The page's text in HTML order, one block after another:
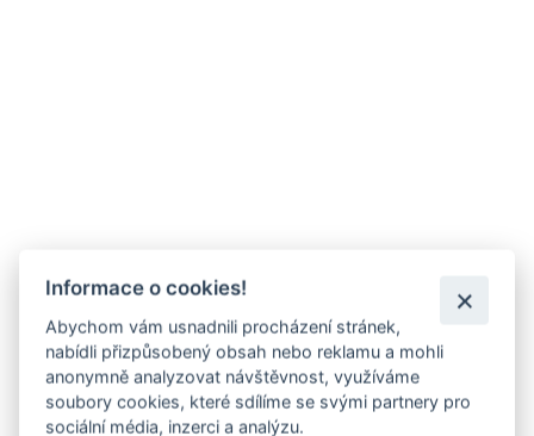
Informace o cookies!
Abychom vám usnadnili procházení stránek,
nabídli přizpůsobený obsah nebo reklamu a mohli
anonymně analyzovat návštěvnost, využíváme
soubory cookies, které sdílíme se svými partnery pro
sociální média, inzerci a analýzu.